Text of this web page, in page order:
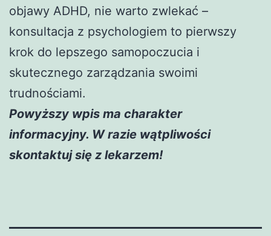
objawy ADHD, nie warto zwlekać –
konsultacja z psychologiem to pierwszy
krok do lepszego samopoczucia i
skutecznego zarządzania swoimi
trudnościami.
Powyższy wpis ma charakter
informacyjny. W razie wątpliwości
skontaktuj się z lekarzem!